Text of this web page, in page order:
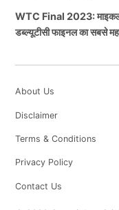
WTC Final 2023: माइकल
डब्ल्यूटीसी फाइनल का सबसे
About Us
Disclaimer
Terms & Conditions
Privacy Policy
Contact Us